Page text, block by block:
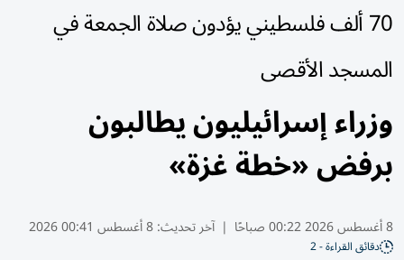
70 ألف فلسطيني يؤدون صلاة الجمعة في
المسجد الأقصى
وزراء إسرائيليون يطالبون
برفض «خطة غزة»
8 أغسطس 2026 00:22 صباحًا | آخر تحديث:8 أغسطس 00:41 2026
دقائق القراءة - 2